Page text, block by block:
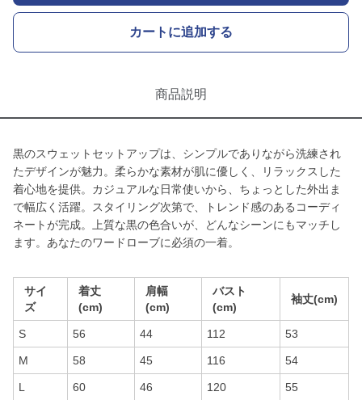
カートに追加する
商品説明
黒のスウェットセットアップは、シンプルでありながら洗練され
たデザインが魅力。柔らかな素材が肌に優しく、リラックスした
着心地を提供。カジュアルな日常使いから、ちょっとした外出ま
で幅広く活躍。スタイリング次第で、トレンド感のあるコーディ
ネートが完成。上質な黒の色合いが、どんなシーンにもマッチし
ます。あなたのワードローブに必須の一着。
サイ
ズ
着丈
(cm)
肩幅
(cm)
バスト
(cm)
袖丈(cm)
S 56 44 112 53
M 58 45 116 54
L 60 46 120 55